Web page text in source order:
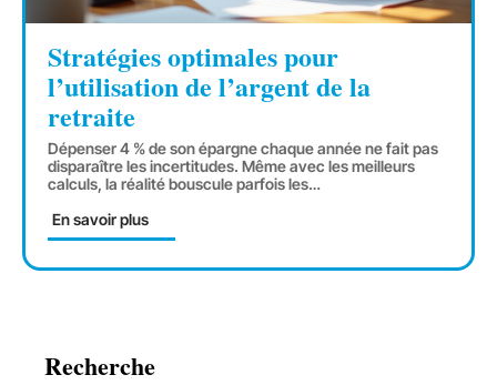
Stratégies optimales pour
l’utilisation de l’argent de la
retraite
Dépenser 4 % de son épargne chaque année ne fait pas
disparaître les incertitudes. Même avec les meilleurs
calculs, la réalité bouscule parfois les…
En savoir plus
Recherche